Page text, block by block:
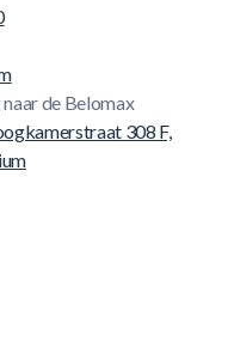
de Belomax
308 F,